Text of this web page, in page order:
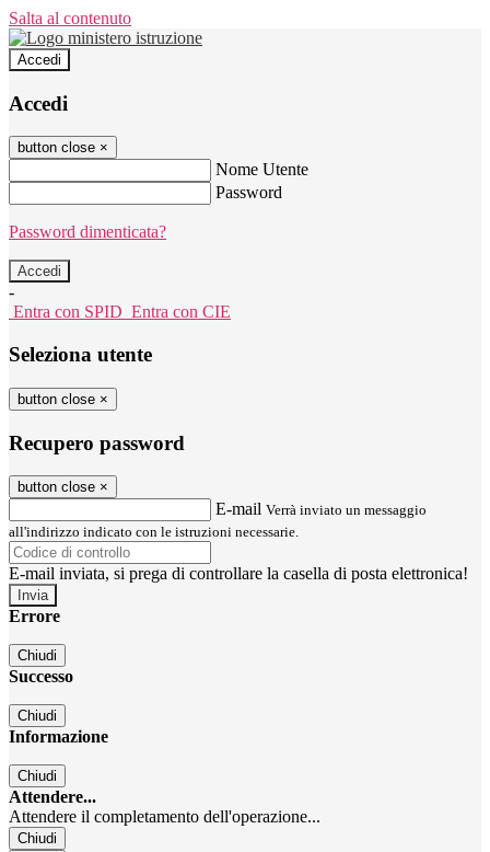
Salta al contenuto
Accedi
Accedi
button close ×
Nome Utente
Password
Password dimenticata?
-
Entra con SPID Entra con CIE
Seleziona utente
button close ×
Recupero password
button close ×
E-mail Verrà inviato un messaggio
all'indirizzo indicato con le istruzioni necessarie.
E-mail inviata, si prega di controllare la casella di posta elettronica!
Errore
Chiudi
Successo
Chiudi
Informazione
Chiudi
Attendere...
Attendere il completamento dell'operazione...
Chiudi